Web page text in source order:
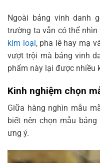
Ngoài bảng vinh danh
trường ta vẫn có thể
kim loại, pha lê hay mạ
vượt trội mà bảng vinh
phẩm này lại được nhiều
Kinh nghiệm chọn
Giữa hàng nghìn mẫu
biết nên chọn mẫu
ưng ý.